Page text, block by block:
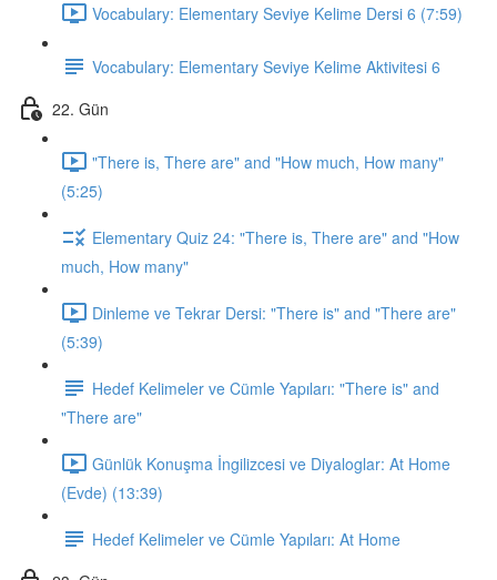
Vocabulary: Elementary Seviye Kelime Dersi 6 (7:59)
Vocabulary: Elementary Seviye Kelime Aktivitesi 6
22. Gün
"There is, There are" and "How much, How many"
(5:25)
Elementary Quiz 24: "There is, There are" and "How
much, How many"
Dinleme ve Tekrar Dersi: "There is" and "There are"
(5:39)
Hedef Kelimeler ve Cümle Yapıları: "There is" and
"There are"
Günlük Konuşma İngilizcesi ve Diyaloglar: At Home
(Evde) (13:39)
Hedef Kelimeler ve Cümle Yapıları: At Home